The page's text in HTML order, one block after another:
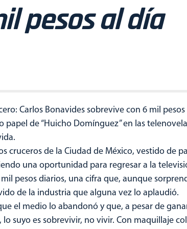
pesos al día
Carlos Bonavides sobrevive con 6 mil pesos
de “Huicho Domínguez” en las
cruceros de la Ciudad de México, vestido de
una oportunidad para regresar a la
pesos diarios, una cifra que, aunque
de la industria que alguna vez lo aplaudió.
el medio lo abandonó y que, a pesar de
suyo es sobrevivir, no vivir. Con maquillaje